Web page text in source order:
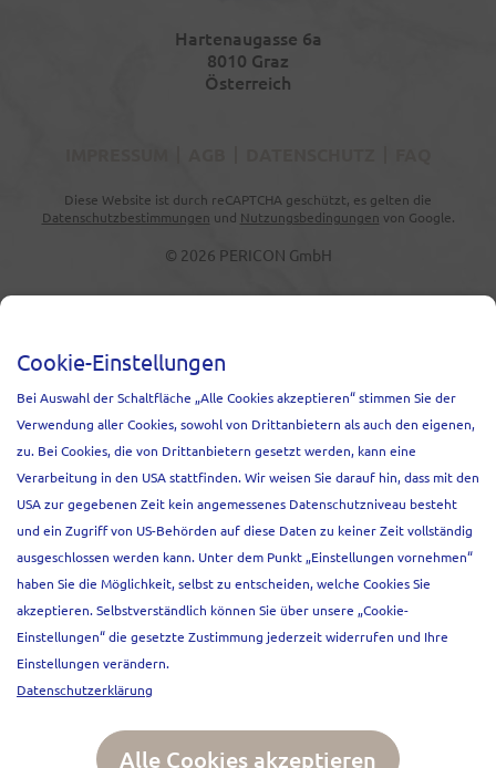
Cookie-Einstellungen
Bei Auswahl der Schaltfläche „Alle Cookies akzeptieren“ stimmen Sie der
Verwendung aller Cookies, sowohl von Drittanbietern als auch den eigenen,
zu. Bei Cookies, die von Drittanbietern gesetzt werden, kann eine
Verarbeitung in den USA stattfinden. Wir weisen Sie darauf hin, dass mit den
USA zur gegebenen Zeit kein angemessenes Datenschutzniveau besteht
und ein Zugriff von US-Behörden auf diese Daten zu keiner Zeit vollständig
ausgeschlossen werden kann. Unter dem Punkt „Einstellungen vornehmen“
haben Sie die Möglichkeit, selbst zu entscheiden, welche Cookies Sie
akzeptieren. Selbstverständlich können Sie über unsere „Cookie-
Einstellungen“ die gesetzte Zustimmung jederzeit widerrufen und Ihre
Einstellungen verändern.
Datenschutzerklärung
Alle Cookies akzeptieren
Hartenaugasse 6a
8010 Graz
Österreich
Diese Website ist durch reCAPTCHA geschützt, es gelten die
Datenschutzbestimmungen und Nutzungsbedingungen von Google.
© 2026 PERICON GmbH
Melden Sie sich an und erfahren Sie
Relevantes zu Events, unseren Projekten
und aktuellen Marktentwicklungen.
Anrede
Vorname*
Nachname*
Go